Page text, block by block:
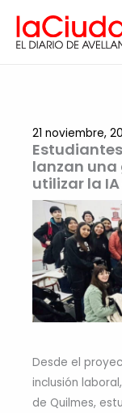
contenido
lanzan una
utilizar la
21 noviembre,
Desde el
inclusión
de Quilmes,